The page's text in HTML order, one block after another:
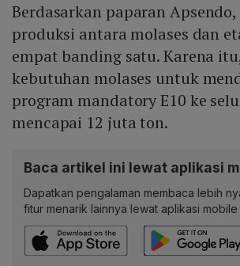
Berdasarkan paparan
produksi antara molases dan
empat banding satu. Karena
kebutuhan molases untuk
program mandatory E10 ke
mencapai 12 juta ton.
Baca artikel ini lewat aplikasi
Dapatkan pengalaman membaca lebih
fitur menarik lainnya lewat aplikasi mobile